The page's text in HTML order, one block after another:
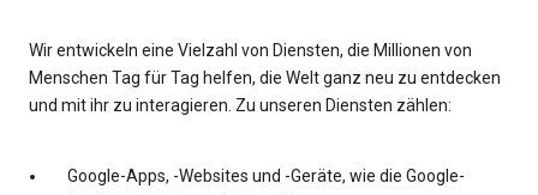
Wir entwickeln eine Vielzahl von Diensten, die Millionen von
Menschen Tag für Tag helfen, die Welt ganz neu zu entdecken
und mit ihr zu interagieren. Zu unseren Diensten zählen:
Google-Apps, -Websites und -Geräte, wie die Google-